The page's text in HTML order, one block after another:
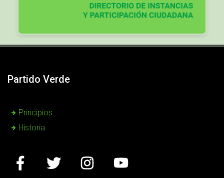
Partido Verde
Principios
Historia